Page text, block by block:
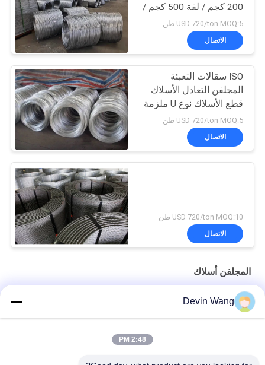
200 كجم / لفة 500 كجم /
لفة
USD 720/ton MOQ:5 طن
الاتصال
ISO سقالات التعبئة
المجلفن التعادل الأسلاك
قطع الأسلاك نوع U ملزمة
USD 720/ton MOQ:5 طن
الاتصال
USD 720/ton MOQ:10 طن
الاتصال
المجلفن أسلاك
ISO السقالات التعبئة قطع الأسلاك المغلفنة التعادل نوع U
مواد البناء الرأس المسطح السلك الحديدي الخشب المسامير العادية
Q195 مواد بناء مطلية الرأس المسطحة الفولاذ الأسلاك الحديدية
Devin Wang
2:48 PM